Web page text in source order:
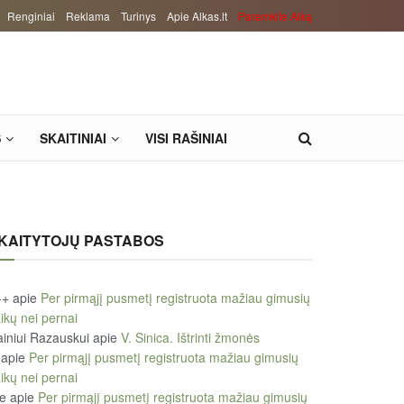
Renginiai Reklama Turinys Apie Alkas.lt Paremkite Alką
SKAITINIAI VISI RAŠINIAI
PASTABOS
apie Per pirmąjį pusmetį registruota mažiau gimusių
nei pernai
Razauskui apie V. Sinica. Ištrinti žmonės
apie Per pirmąjį pusmetį registruota mažiau gimusių
nei pernai
apie Per pirmąjį pusmetį registruota mažiau gimusių